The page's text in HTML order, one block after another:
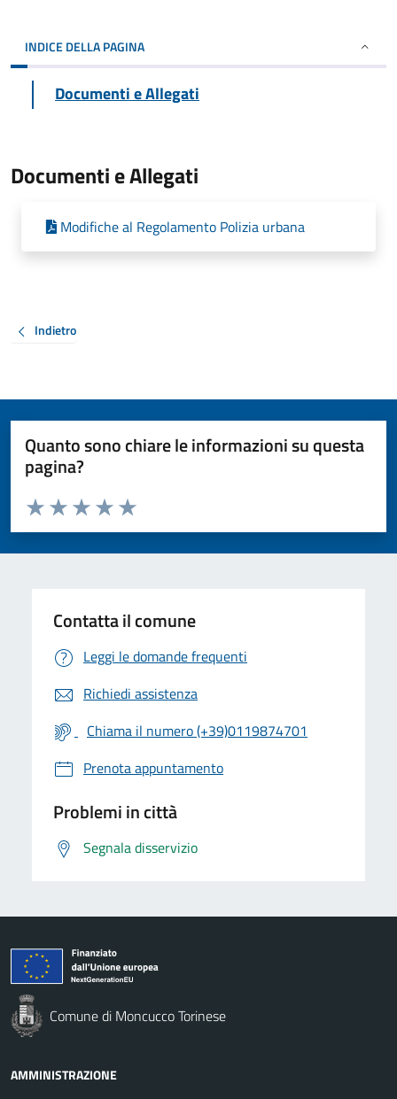
INDICE DELLA PAGINA
Documenti e Allegati
Documenti e Allegati
Modifiche al Regolamento Polizia urbana
Indietro
Quanto sono chiare le informazioni su questa
pagina?
Valuta da 1 a 5 stelle la pagina
Valuta 5 stelle su 5
Valuta 4 stelle su 5
Valuta 3 stelle su 5
Valuta 2 stelle su 5
Valuta 1 stelle su 5
Contatta il comune
Leggi le domande frequenti
Richiedi assistenza
Chiama il numero (+39)0119874701
Prenota appuntamento
Problemi in città
Segnala disservizio
Comune di Moncucco Torinese
AMMINISTRAZIONE